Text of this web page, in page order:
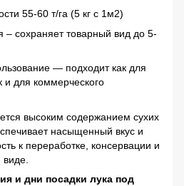
55-60 т/га (5 кг с 1м2)
– сохраняет товарный вид до 5-
— подходит как для
и для коммерческого
высоким содержанием сухих
насыщенный вкус и
к переработке, консервации и
и дни посадки лука под